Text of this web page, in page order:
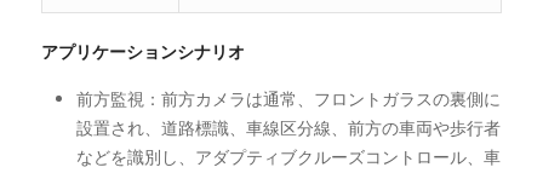
アプリケーションシナリオ
前方監視：前方カメラは通常、フロントガラスの裏側に
設置され、道路標識、車線区分線、前方の車両や歩行者
などを識別し、アダプティブクルーズコントロール、車